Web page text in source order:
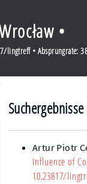
•
lingtreff • Absprungrate:
Artur Piotr
Influence of
10.23817/